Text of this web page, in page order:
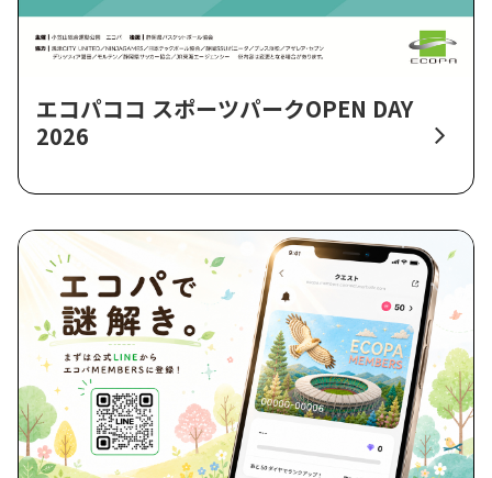
エコパココ スポーツパークOPEN DAY
2026